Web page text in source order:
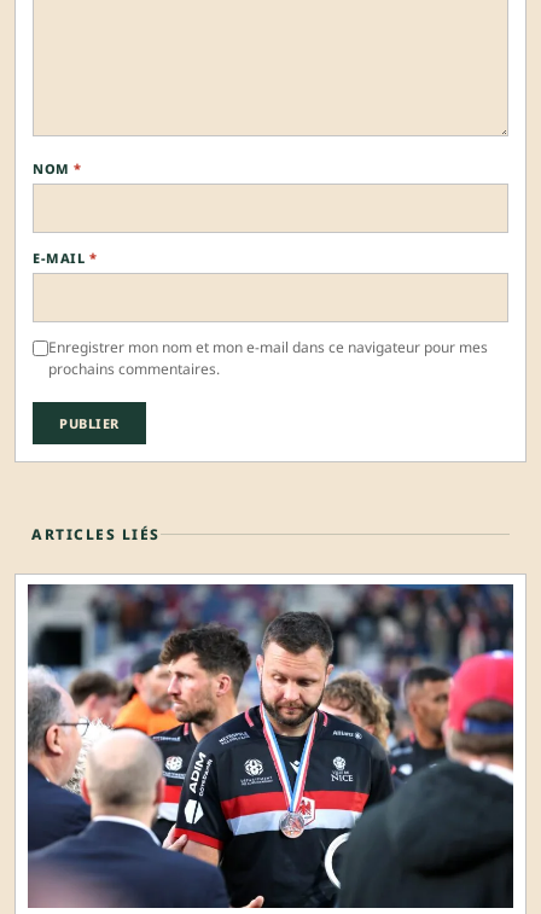
NOM *
E-MAIL *
Enregistrer mon nom et mon e-mail dans ce navigateur pour mes
prochains commentaires.
ARTICLES LIÉS